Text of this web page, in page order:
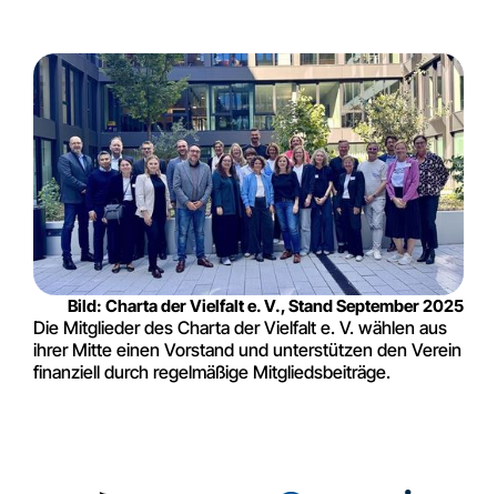
Bild: Charta der Vielfalt e. V., Stand September 2025
Die Mitglieder des Charta der Vielfalt e. V. wählen aus
ihrer Mitte einen Vorstand und unterstützen den Verein
finanziell durch regelmäßige Mitgliedsbeiträge.